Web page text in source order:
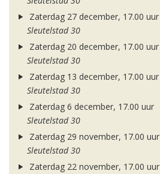
Zaterdag 27 december, 17.00 uur
Sleutelstad 30
Zaterdag 20 december, 17.00 uur
Sleutelstad 30
Zaterdag 13 december, 17.00 uur
Sleutelstad 30
Zaterdag 6 december, 17.00 uur
Sleutelstad 30
Zaterdag 29 november, 17.00 uur
Sleutelstad 30
Zaterdag 22 november, 17.00 uur